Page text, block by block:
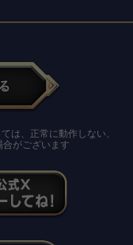
は、正常に動作しない、
合がございます